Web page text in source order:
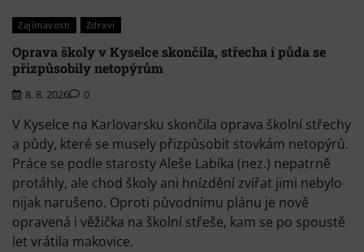
Zajímavosti Zdraví
Oprava školy v Kyselce skončila, střecha i půda se
přizpůsobily netopýrům
8. 8. 2026 0
V Kyselce na Karlovarsku skončila oprava školní střechy
a půdy, které se musely přizpůsobit stovkám netopýrů.
Práce se podle starosty Aleše Labíka (nez.) nepatrně
protáhly, ale chod školy ani hnízdění zvířat jimi nebylo
nijak narušeno. Oproti původnímu plánu je nově
opravená i věžička na školní střeše, kam se po spoustě
let vrátila makovice.